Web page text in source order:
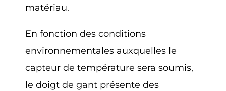
matériau.
En fonction des conditions
environnementales auxquelles le
capteur de température sera soumis,
le doigt de gant présente des